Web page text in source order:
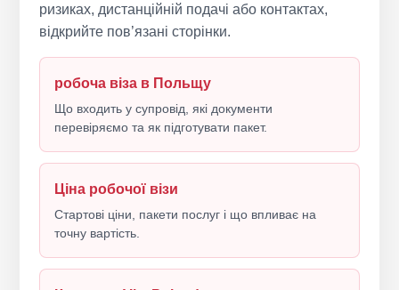
ризиках, дистанційній подачі або контактах,
відкрийте пов’язані сторінки.
робоча віза в Польщу
Що входить у супровід, які документи
перевіряємо та як підготувати пакет.
Ціна робочої візи
Стартові ціни, пакети послуг і що впливає на
точну вартість.